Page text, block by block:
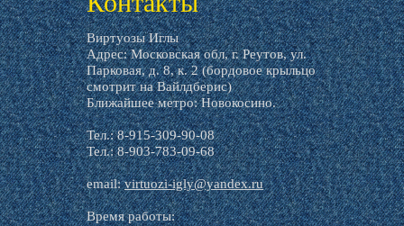
Виртуозы Иглы
Адрес: Московская обл, г. Реутов, ул.
Парковая, д. 8, к. 2 (бордовое крыльцо
смотрит на Вайлдберис)
Ближайшее метро: Новокосино.
Тел.: 8-915-309-90-08
Тел.: 8-903-783-09-68
email:virtuozi-igly@yandex.ru
Время работы: